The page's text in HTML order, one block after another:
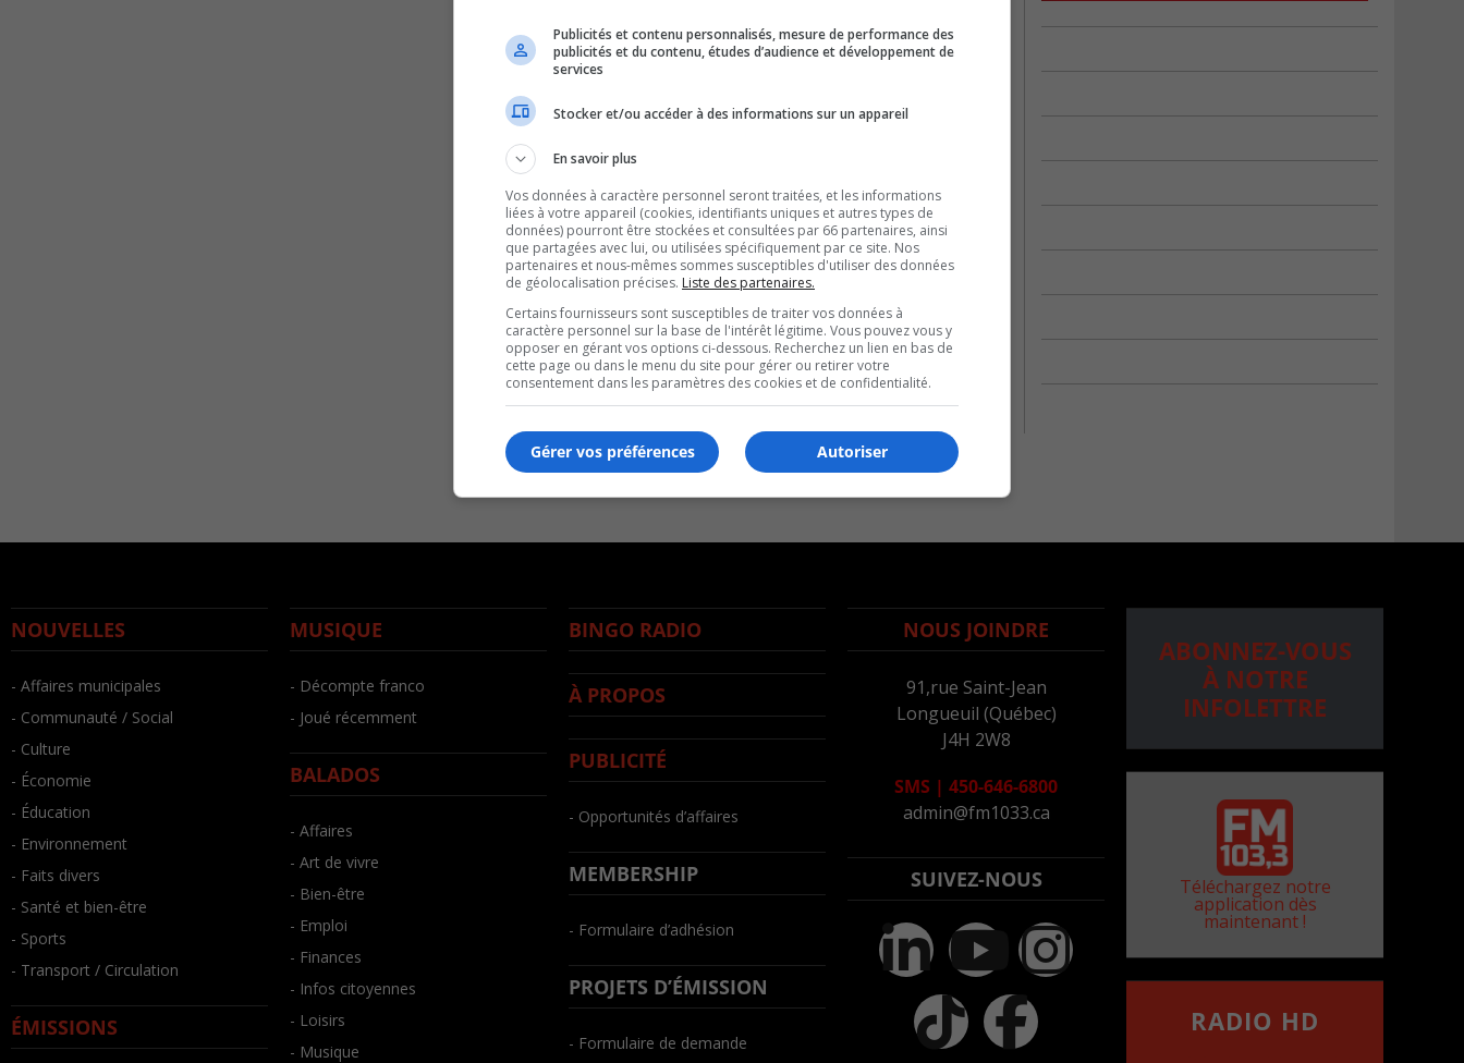
NOUVELLES
- Affaires municipales
- Communauté / Social
- Culture
- Économie
- Éducation
- Environnement
- Faits divers
- Santé et bien-être
- Sports
- Transport / Circulation
ÉMISSIONS
MUSIQUE
- Décompte franco
- Joué récemment
BALADOS
- Affaires
- Art de vivre
- Bien-être
- Emploi
- Finances
- Infos citoyennes
- Loisirs
- Musique
BINGO RADIO
À PROPOS
PUBLICITÉ
- Opportunités d’affaires
MEMBERSHIP
- Formulaire d’adhésion
PROJETS D’ÉMISSION
- Formulaire de demande
NOUS JOINDRE
91,rue Saint-Jean
Longueuil (Québec)
J4H 2W8
SMS | 450-646-6800
admin@fm1033.ca
SUIVEZ-NOUS
ABONNEZ-VOUS
À NOTRE
INFOLETTRE
Téléchargez notre
application dès
maintenant !
RADIO HD
Publicités et contenu personnalisés, mesure de performance des
publicités et du contenu, études d’audience et développement de
services
Stocker et/ou accéder à des informations sur un appareil
En savoir plus
Vos données à caractère personnel seront traitées, et les informations
liées à votre appareil (cookies, identifiants uniques et autres types de
données) pourront être stockées et consultées par 66 partenaires, ainsi
que partagées avec lui, ou utilisées spécifiquement par ce site. Nos
partenaires et nous-mêmes sommes susceptibles d'utiliser des données
de géolocalisation précises. Liste des partenaires.
Certains fournisseurs sont susceptibles de traiter vos données à
caractère personnel sur la base de l'intérêt légitime. Vous pouvez vous y
opposer en gérant vos options ci-dessous. Recherchez un lien en bas de
cette page ou dans le menu du site pour gérer ou retirer votre
consentement dans les paramètres des cookies et de confidentialité.
Autoriser
Gérer vos préférences